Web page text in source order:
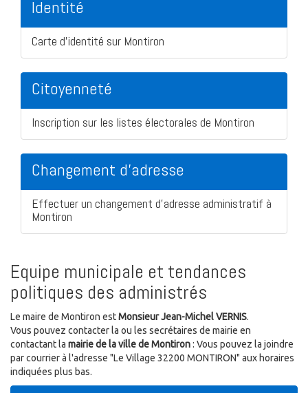
Identité
Carte d'identité sur Montiron
Citoyenneté
Inscription sur les listes électorales de Montiron
Changement d'adresse
Effectuer un changement d'adresse administratif à
Montiron
Equipe municipale et tendances
politiques des administrés
Le maire de Montiron estMonsieur Jean-Michel VERNIS.
Vous pouvez contacter la ou les secrétaires de mairie en
contactant la mairie de la ville de Montiron: Vous pouvez la joindre
par courrier à l'adresse "Le Village 32200 MONTIRON" aux horaires
indiquées plus bas.